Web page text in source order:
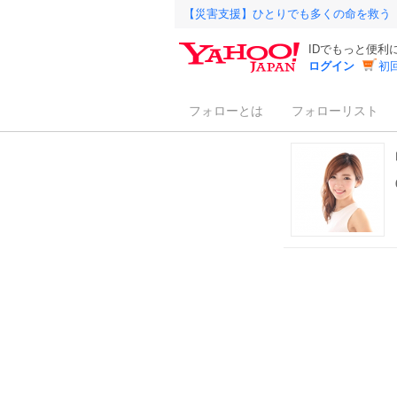
【災害支援】ひとりでも多くの命を救
IDでもっと便利
ログイン
初
フォローとは フォローリスト